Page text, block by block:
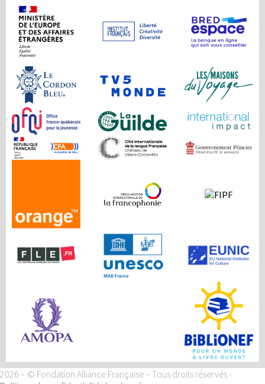
2026 – © Fondation Alliance Française – Tous droits réservés-